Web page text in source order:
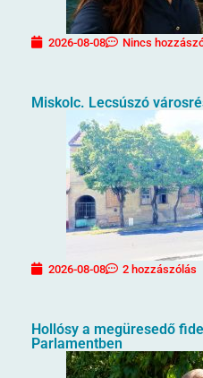
2026-08-08 Nincs
Miskolc. Lecsúszó
2026-08-08 2 hozzászólás
Hollósy a megüresedő
Parlamentben